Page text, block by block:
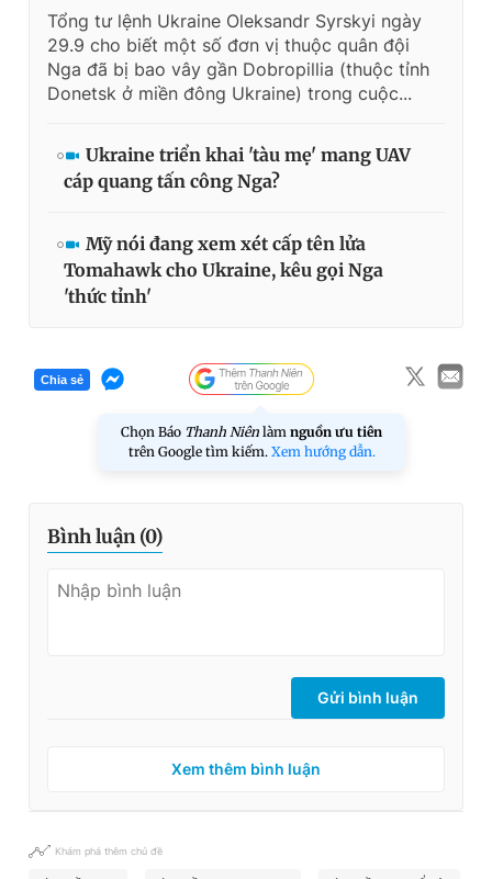
Tổng tư lệnh Ukraine Oleksandr Syrskyi ngày
29.9 cho biết một số đơn vị thuộc quân đội
Nga đã bị bao vây gần Dobropillia (thuộc tỉnh
Donetsk ở miền đông Ukraine) trong cuộc...
Ukraine triển khai 'tàu mẹ' mang UAV
cáp quang tấn công Nga?
Mỹ nói đang xem xét cấp tên lửa
Tomahawk cho Ukraine, kêu gọi Nga
'thức tỉnh'
Chia sẻ
Chọn Báo Thanh Niên làm nguồn ưu tiên
trên Google tìm kiếm. Xem hướng dẫn.
Bình luận (0)
Gửi bình luận
Xem thêm bình luận
Khám phá thêm chủ đề